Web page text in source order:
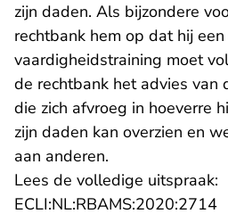
zijn daden. Als bijzondere
rechtbank hem op dat hij
vaardigheidstraining moet
de rechtbank het advies van
die zich afvroeg in hoeverre
zijn daden kan overzien en
aan anderen.
Lees de volledige uitspraak:
ECLI:NL:RBAMS:2020:2714-